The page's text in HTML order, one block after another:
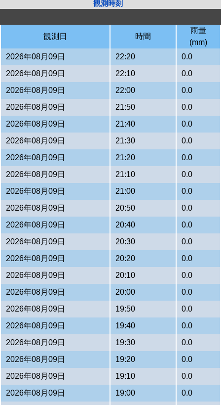
観測時刻
観測日 時間
雨量
(mm)
2026年08月09日
22:20
0.0
2026年08月09日
22:10
0.0
2026年08月09日
22:00
0.0
2026年08月09日
21:50
0.0
2026年08月09日
21:40
0.0
2026年08月09日
21:30
0.0
2026年08月09日
21:20
0.0
2026年08月09日
21:10
0.0
2026年08月09日
21:00
0.0
2026年08月09日
20:50
0.0
2026年08月09日
20:40
0.0
2026年08月09日
20:30
0.0
2026年08月09日
20:20
0.0
2026年08月09日
20:10
0.0
2026年08月09日
20:00
0.0
2026年08月09日
19:50
0.0
2026年08月09日
19:40
0.0
2026年08月09日
19:30
0.0
2026年08月09日
19:20
0.0
2026年08月09日
19:10
0.0
2026年08月09日
19:00
0.0